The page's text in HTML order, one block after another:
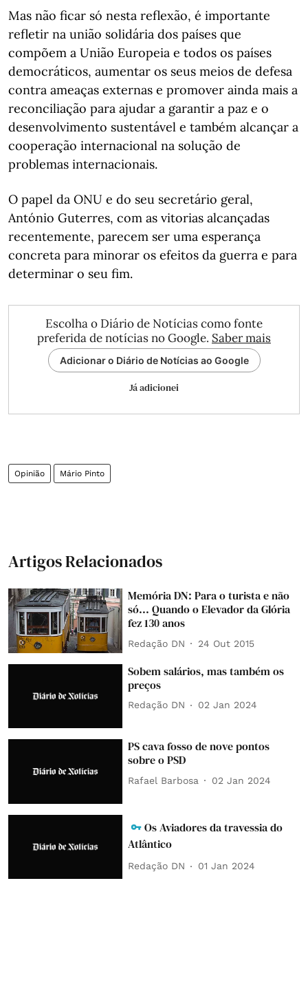
Mas não ficar só nesta reflexão, é importante
refletir na união solidária dos países que
compõem a União Europeia e todos os países
democráticos, aumentar os seus meios de defesa
contra ameaças externas e promover ainda mais a
reconciliação para ajudar a garantir a paz e o
desenvolvimento sustentável e também alcançar a
cooperação internacional na solução de
problemas internacionais.
O papel da ONU e do seu secretário geral,
António Guterres, com as vitorias alcançadas
recentemente, parecem ser uma esperança
concreta para minorar os efeitos da guerra e para
determinar o seu fim.
Escolha o Diário de Notícias como fonte
preferida de notícias no Google. Saber mais
Adicionar o Diário de Notícias ao Google
Já adicionei
Opinião Mário Pinto
Artigos Relacionados
Memória DN: Para o turista e não
só... Quando o Elevador da Glória
fez 130 anos
Redação DN 24 Out 2015
Sobem salários, mas também os
preços
Redação DN 02 Jan 2024
PS cava fosso de nove pontos
sobre o PSD
Rafael Barbosa 02 Jan 2024
Os Aviadores da travessia do
Atlântico
Redação DN 01 Jan 2024